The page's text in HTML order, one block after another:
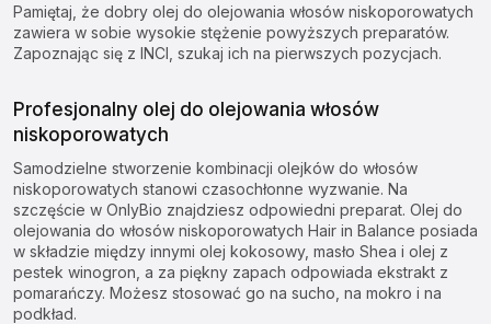
Pamiętaj, że dobry olej do olejowania włosów niskoporowatych
zawiera w sobie wysokie stężenie powyższych preparatów.
Zapoznając się z INCI, szukaj ich na pierwszych pozycjach.
Profesjonalny olej do olejowania włosów
niskoporowatych
Samodzielne stworzenie kombinacji olejków do włosów
niskoporowatych stanowi czasochłonne wyzwanie. Na
szczęście w OnlyBio znajdziesz odpowiedni preparat. Olej do
olejowania do włosów niskoporowatych Hair in Balance posiada
w składzie między innymi olej kokosowy, masło Shea i olej z
pestek winogron, a za piękny zapach odpowiada ekstrakt z
pomarańczy. Możesz stosować go na sucho, na mokro i na
podkład.